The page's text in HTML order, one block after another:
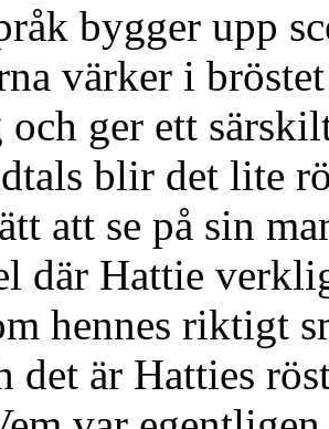
bygger upp
värker i
ger ett
blir det lite
att se på sin
där Hattie
hennes riktigt
det är Hatties